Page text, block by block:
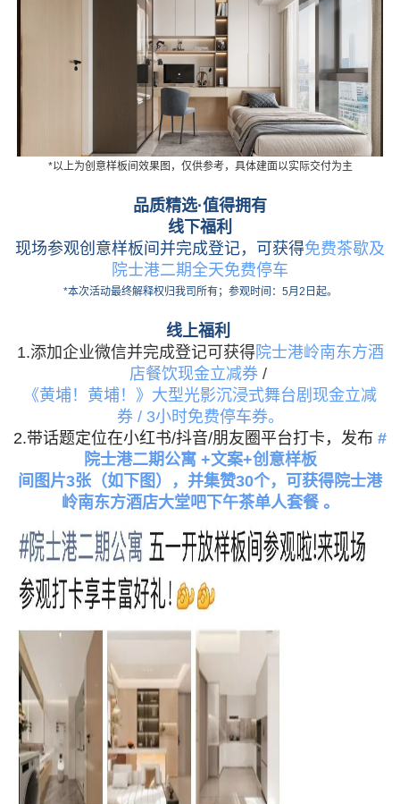
*以上为创意样板间效果图，仅供参考，具体建面以实际交付为主
品质精选·值得拥有
线下福利
现场参观创意样板间并完成登记，可获得免费茶歇及
院士港二期全天免费停车
*本次活动最终解释权归我司所有；参观时间：5月2日起。
线上福利
1.添加企业微信并完成登记可获得院士港岭南东方酒
店餐饮现金立减券/
《黄埔！黄埔！》大型光影沉浸式舞台剧现金立减
券/ 3小时免费停车券。
2.带话题定位在小红书/抖音/朋友圈平台打卡，发布 #
院士港二期公寓 +文案+创意样板
间 图片3张（如下图），并集赞30个，可获得院士港
岭南东方酒店大堂吧下午茶单人套餐 。